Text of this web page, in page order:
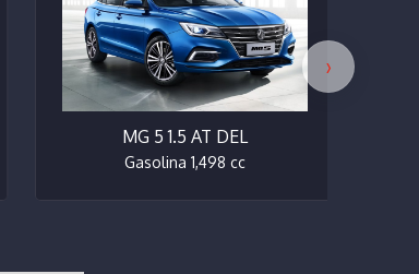
MG 5 1.5 AT DEL
Gasolina 1,498 cc
›